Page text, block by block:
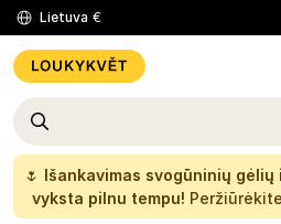
Lietuva €
🌷 Išankavimas svogūninių
vyksta pilnu tempu! Peržiūrėkite